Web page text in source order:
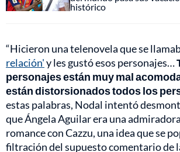
histórico
“Hicieron una telenovela que se
relación'y les gustó esos personajes…
personajes están muy mal
están distorsionados todos los
estas palabras, Nodal intentó
que Ángela Aguilar era una
romance con Cazzu, una idea que se
filtración del supuesto comentario de